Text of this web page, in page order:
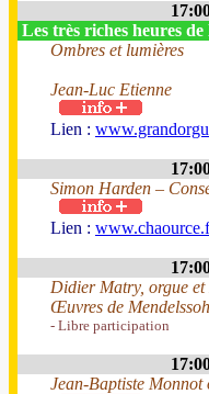
Les très riches heures
Ombres et lumières
Jean-Luc Etienne
Lien :
Simon Harden –
Lien :
Didier Matry, orgue
Œuvres de
- Libre participation
Jean-Baptiste Monnot